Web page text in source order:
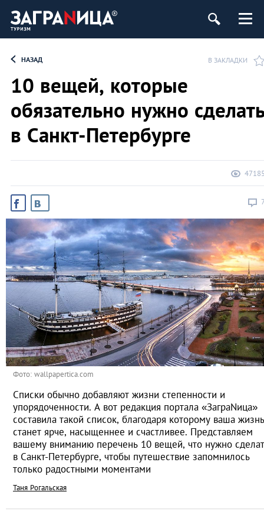
НАЗАД В ЗАКЛАДКИ
10 вещей, которые
обязательно нужно
в Санкт-Петербурге
Фото: wallpapertica.com
Списки обычно добавляют жизни степенности и
упорядоченности. А вот редакция портала «ЗаграNица»
составила такой список, благодаря которому ваша жизнь
станет ярче, насыщеннее и счастливее. Представляем
вашему вниманию перечень 10 вещей, что нужно
в Санкт-Петербурге, чтобы путешествие запомнилось
только радостными моментами
Таня Рогальская